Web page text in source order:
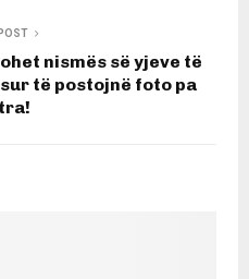
nismës së yjeve të
të postojnë foto pa